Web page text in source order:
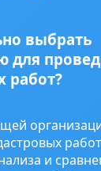
выбрать
для
работ?
и